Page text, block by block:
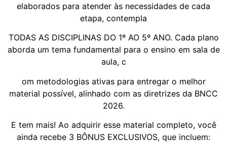
elaborados para atender às necessidades de cada
etapa, contempla
TODAS AS DISCIPLINAS DO 1º AO 5º ANO. Cada plano
aborda um tema fundamental para o ensino em sala de
aula, c
om metodologias ativas para entregar o melhor
material possível, alinhado com as diretrizes da BNCC
2026.
E tem mais! Ao adquirir esse material completo, você
ainda recebe 3 BÔNUS EXCLUSIVOS, que incluem: